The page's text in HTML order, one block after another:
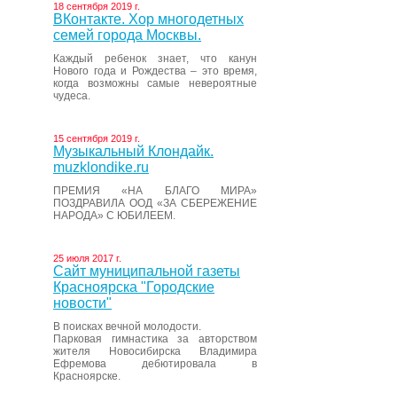
18 сентября 2019 г.
ВКонтакте. Хор многодетных
семей города Москвы.
Каждый ребенок знает, что канун
Нового года и Рождества – это время,
когда возможны самые невероятные
чудеса.
15 сентября 2019 г.
Музыкальный Клондайк.
muzklondike.ru
ПРЕМИЯ «НА БЛАГО МИРА»
ПОЗДРАВИЛА ООД «ЗА СБЕРЕЖЕНИЕ
НАРОДА» С ЮБИЛЕЕМ.
25 июля 2017 г.
Сайт муниципальной газеты
Красноярска "Городские
новости"
В поисках вечной молодости.
Парковая гимнастика за авторством
жителя Новосибирска Владимира
Ефремова дебютировала в
Красноярске.